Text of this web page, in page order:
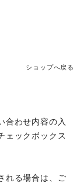
ショップへ戻る
合わせ内容の入
ェックボックス
れる場合は、ご